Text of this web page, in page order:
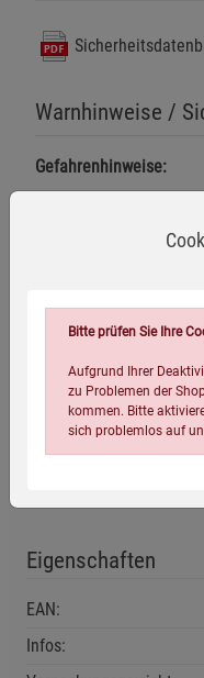
Warnhinweise /
Gefahrenhinweise:
H222 Extrem
Erwärmung bersten.
H315
H317 Kann
H319
Sicherheitshinweise:
Kennzeichnungsetikett
Versandhinweis
Eigenschaften
EAN:
Infos:
Bitte prüfen Sie Ihre
Aufgrund Ihrer
zu Problemen der
kommen. Bitte
sich problemlos auf